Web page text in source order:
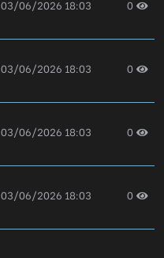
03/06/2026 18:03 0
03/06/2026 18:03 0
03/06/2026 18:03 0
03/06/2026 18:03 0